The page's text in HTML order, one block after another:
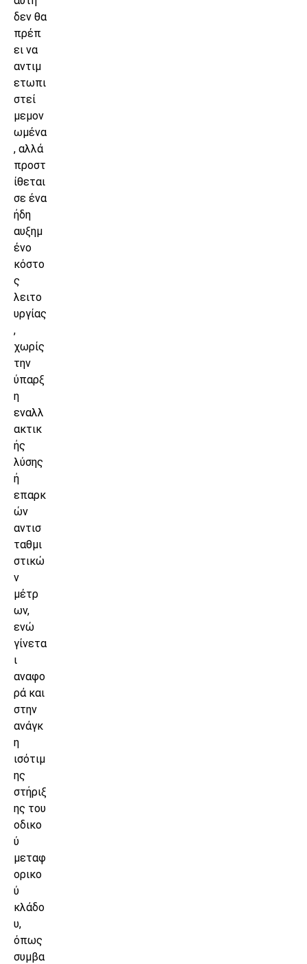
δεν θα
πρέπ
ει να
αντιμ
ετωπι
στεί
μεμον
ωμένα
, αλλά
προστ
ίθεται
σε ένα
ήδη
αυξημ
ένο
κόστο
ς
λειτο
υργίας
,
χωρίς
την
ύπαρξ
η
εναλλ
ακτικ
ής
λύσης
ή
επαρκ
ών
αντισ
ταθμι
στικώ
ν
μέτρ
ων,
ενώ
γίνετα
ι
αναφο
ρά και
στην
ανάγκ
η
ισότιμ
ης
στήριξ
ης του
οδικο
ύ
μεταφ
ορικο
ύ
κλάδο
υ,
όπως
συμβα